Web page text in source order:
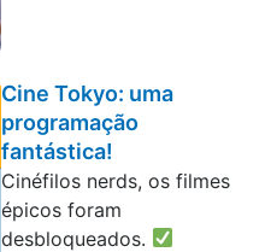
Cine Tokyo: uma
programação
fantástica!
Cinéfilos nerds, os filmes
épicos foram
desbloqueados.